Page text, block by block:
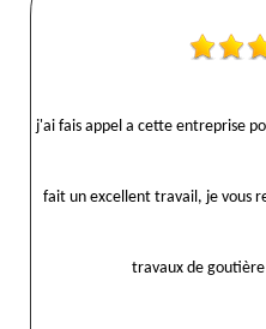
j'ai fais appel a cette entreprise
fait un excellent travail, je vous
travaux de goutière